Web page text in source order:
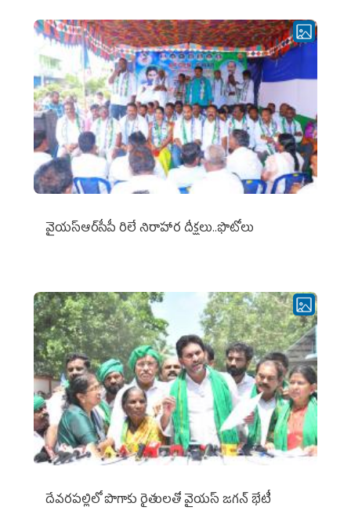
వైయ‌స్ఆర్‌సీపీ రిలే నిరాహార దీక్షలు..ఫొటోలు
దేవరపల్లిలో పొగాకు రైతులతో వైయస్ జగన్ భేటీ